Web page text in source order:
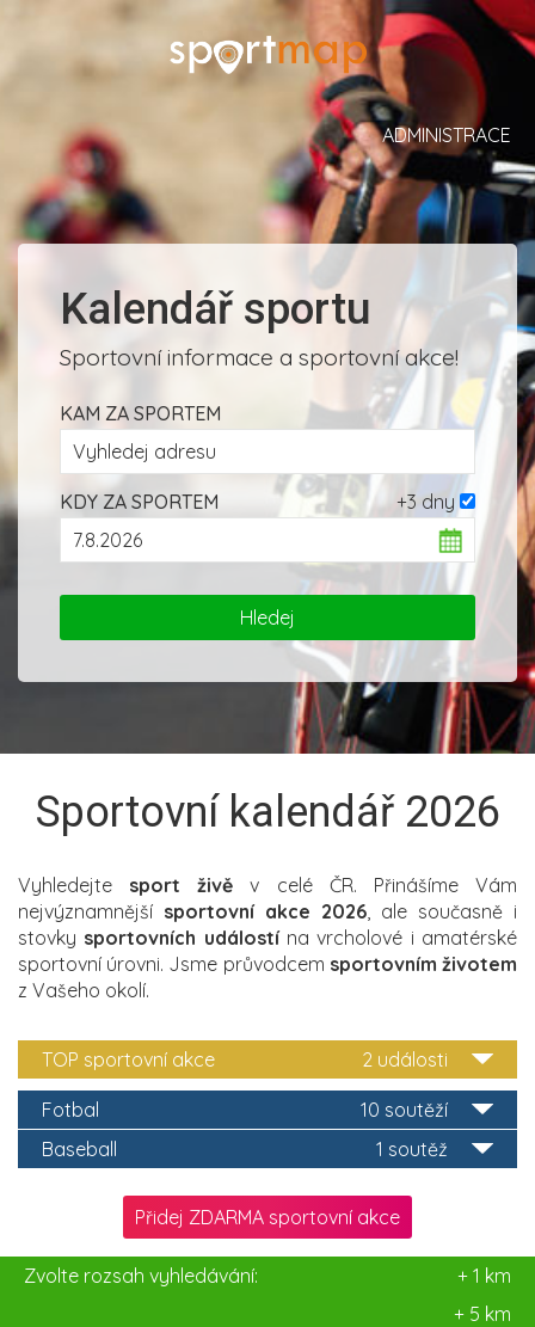
ADMINISTRACE
Kalendář sportu
Sportovní informace a sportovní akce!
KAM ZA SPORTEM
+3 dny
KDY ZA SPORTEM
Sportovní kalendář 2026
Vyhledejte sport živě v celé ČR. Přinášíme Vám
nejvýznamnější sportovní akce 2026, ale současně i
stovky sportovních událostína vrcholové i amatérské
sportovní úrovni. Jsme průvodcem sportovním životem
z Vašeho okolí.
2 události
TOP sportovní akce
10 soutěží
Fotbal
1 soutěž
Baseball
Přidej ZDARMA sportovní akce
Zvolte rozsah vyhledávání:
+ 1 km
+ 5 km